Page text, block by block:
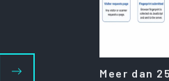
Meer dan